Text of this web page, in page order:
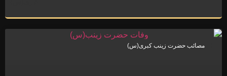
مصائب حضرت زینب کبری(س)